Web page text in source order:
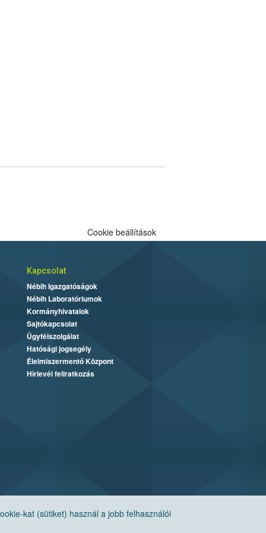
kat (sütiket) használ a jobb felhasználói
Cookie beállítások
Kapcsolat
Nébih Igazgatóságok
Nébih Laboratóriumok
Kormányhivatalok
Sajtókapcsolat
Ügyfélszolgálat
Hatósági jogsegély
Élelmiszermentő Központ
Hírlevél feliratkozás